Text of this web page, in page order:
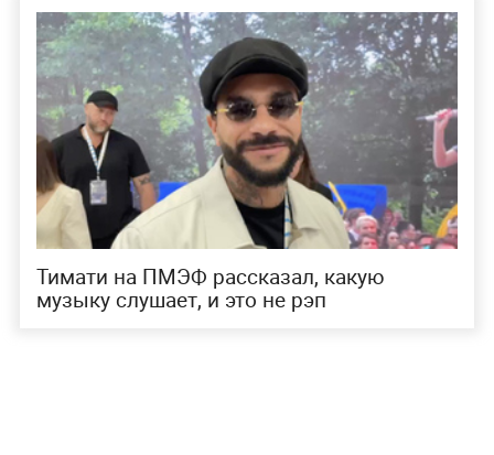
Тимати на ПМЭФ рассказал, какую
музыку слушает, и это не рэп